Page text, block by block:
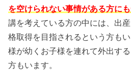
を空けられない事情がある方に
講を考えている方の中には、出
格取得を目指されるという方も
様が幼くお子様を連れて外出す
方もいます。